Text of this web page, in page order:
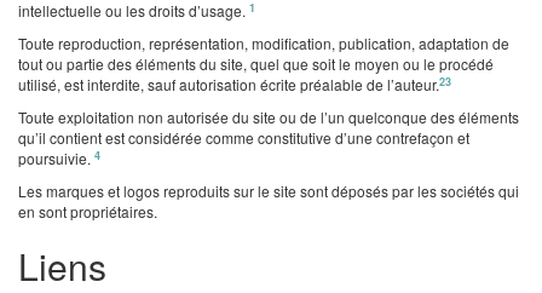
intellectuelle ou les droits d’usage. 1
Toute reproduction, représentation, modification, publication, adaptation de
tout ou partie des éléments du site, quel que soit le moyen ou le procédé
utilisé, est interdite, sauf autorisation écrite préalable de l’auteur.23
Toute exploitation non autorisée du site ou de l’un quelconque des éléments
qu’il contient est considérée comme constitutive d’une contrefaçon et
poursuivie. 4
Les marques et logos reproduits sur le site sont déposés par les sociétés qui
en sont propriétaires.
Liens